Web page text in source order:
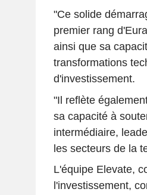
"Ce solide
premier rang
ainsi que sa
transformations
d'investissement.
"Il reflète
sa capacité à
intermédiaire,
les secteurs de la
L'équipe Elevate,
l'investissement,